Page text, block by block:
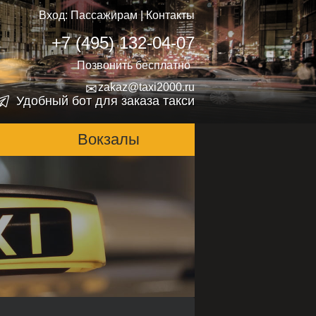
Вход: Пассажирам|Контакты
+7 (495) 132-04-07
Позвонить бесплатно
✉zakaz@taxi2000.ru
Удобный бот для заказа такси
Вокзалы